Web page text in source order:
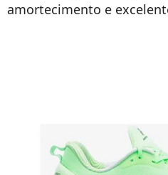
amortecimento e